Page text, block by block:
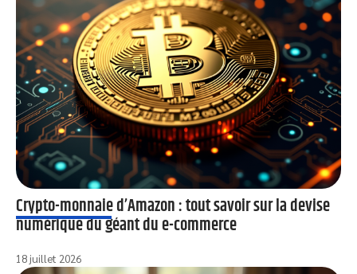
Crypto-monnaie d’Amazon : tout savoir sur la devise
numérique du géant du e-commerce
18 juillet 2026